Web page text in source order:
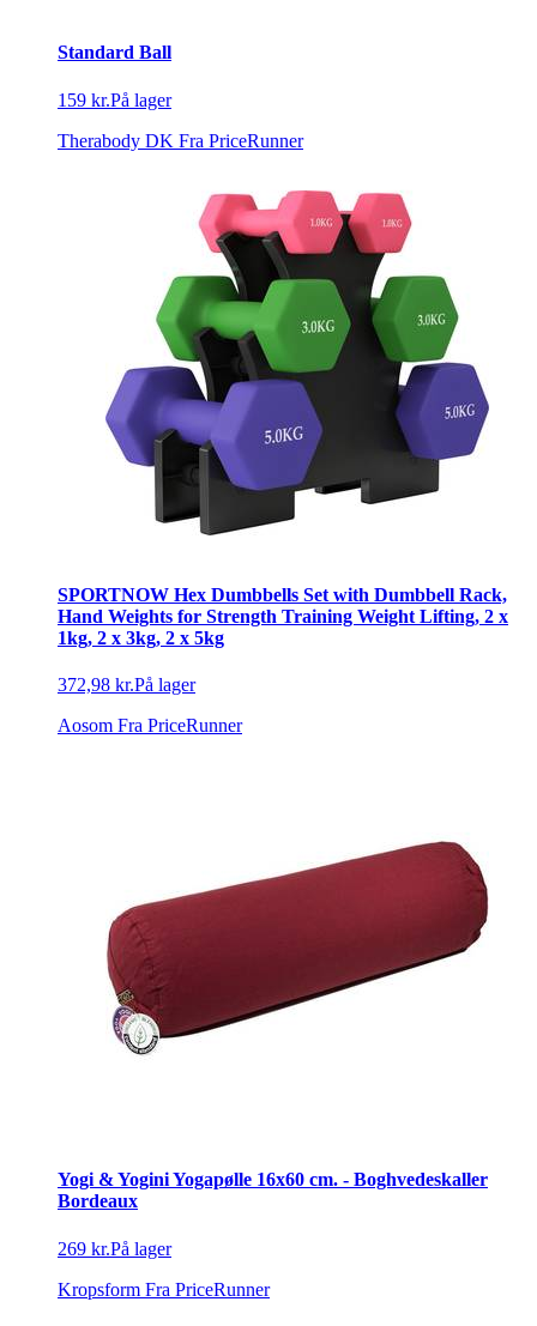
Standard Ball
159 kr.På lager
Therabody DK Fra PriceRunner
SPORTNOW Hex Dumbbells Set with Dumbbell Rack,
Hand Weights for Strength Training Weight Lifting, 2 x
1kg, 2 x 3kg, 2 x 5kg
372,98 kr.På lager
Aosom Fra PriceRunner
Yogi & Yogini Yogapølle 16x60 cm. - Boghvedeskaller
Bordeaux
269 kr.På lager
Kropsform Fra PriceRunner